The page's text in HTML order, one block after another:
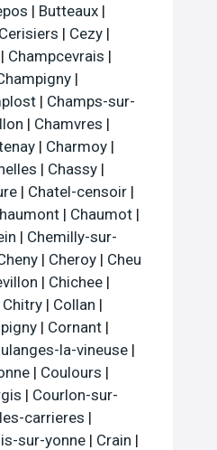
| Butteaux |
Cerisiers | Cezy |
| Champcevrais |
|
| Champs-sur-
| Chamvres |
| Charmoy |
| Chassy |
| Chatel-censoir |
| Chaumot |
| Chemilly-sur-
| Cheroy | Cheu
| Chichee |
Chitry | Collan |
| Cornant |
la-vineuse |
| Coulours |
| Courlon-sur-
carrieres |
sur-yonne | Crain |